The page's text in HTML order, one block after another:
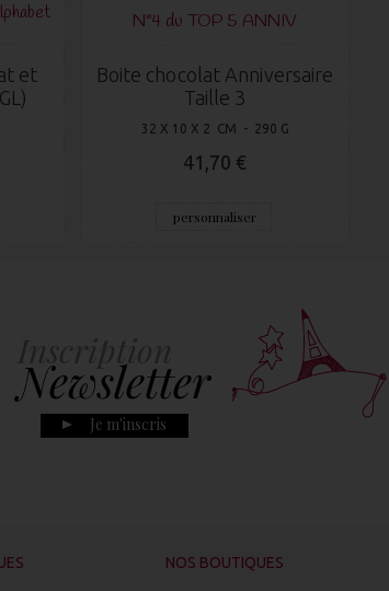
et
N°4 du TOP 5 ANNIV
Boite chocolat Anniversaire
Taille 3
32 X 10 X 2 CM - 290 G
41,70 €
personnaliser
Newsletter
Je m'inscris
NOS BOUTIQUES